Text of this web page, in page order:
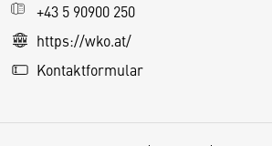
+43 5 90900 250
https://wko.at/
Kontaktformular
e
S
e